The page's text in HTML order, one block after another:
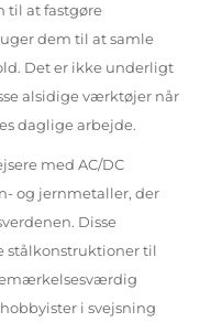
til at fastgøre
dem til at samle
Det er ikke underligt
alsidige værktøjer når
daglige arbejde.
med AC/DC
og jernmetaller, der
Disse
stålkonstruktioner til
i svejsning